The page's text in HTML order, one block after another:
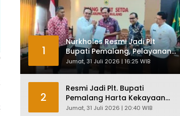
1
Nurkholes Resmi Jadi Plt
Bupati Pemalang, Pelayanan
Publik Dijamin Tetap Lancar
Jumat, 31 Juli 2026 | 16:25 WIB
2
Resmi Jadi Plt. Bupati
Pemalang Harta Kekayaan
Nurkholes Sentuh Rp 12 Miliar
Jumat, 31 Juli 2026 | 20:40 WIB